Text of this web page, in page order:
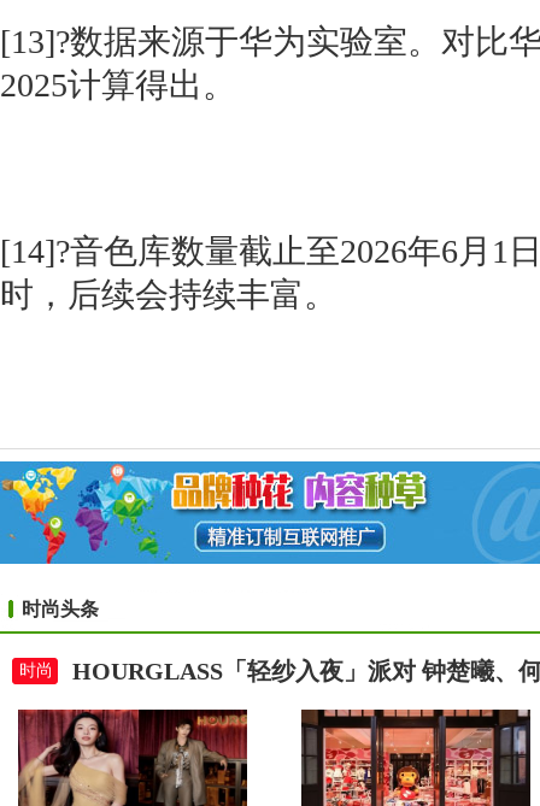
[13]?数据来源于华为实验室。对比华
2025计算得出。
[14]?音色库数量截止至2026年6月1
时，后续会持续丰富。
时尚头条
时尚 HOURGLASS「轻纱入夜」派对 钟楚曦、